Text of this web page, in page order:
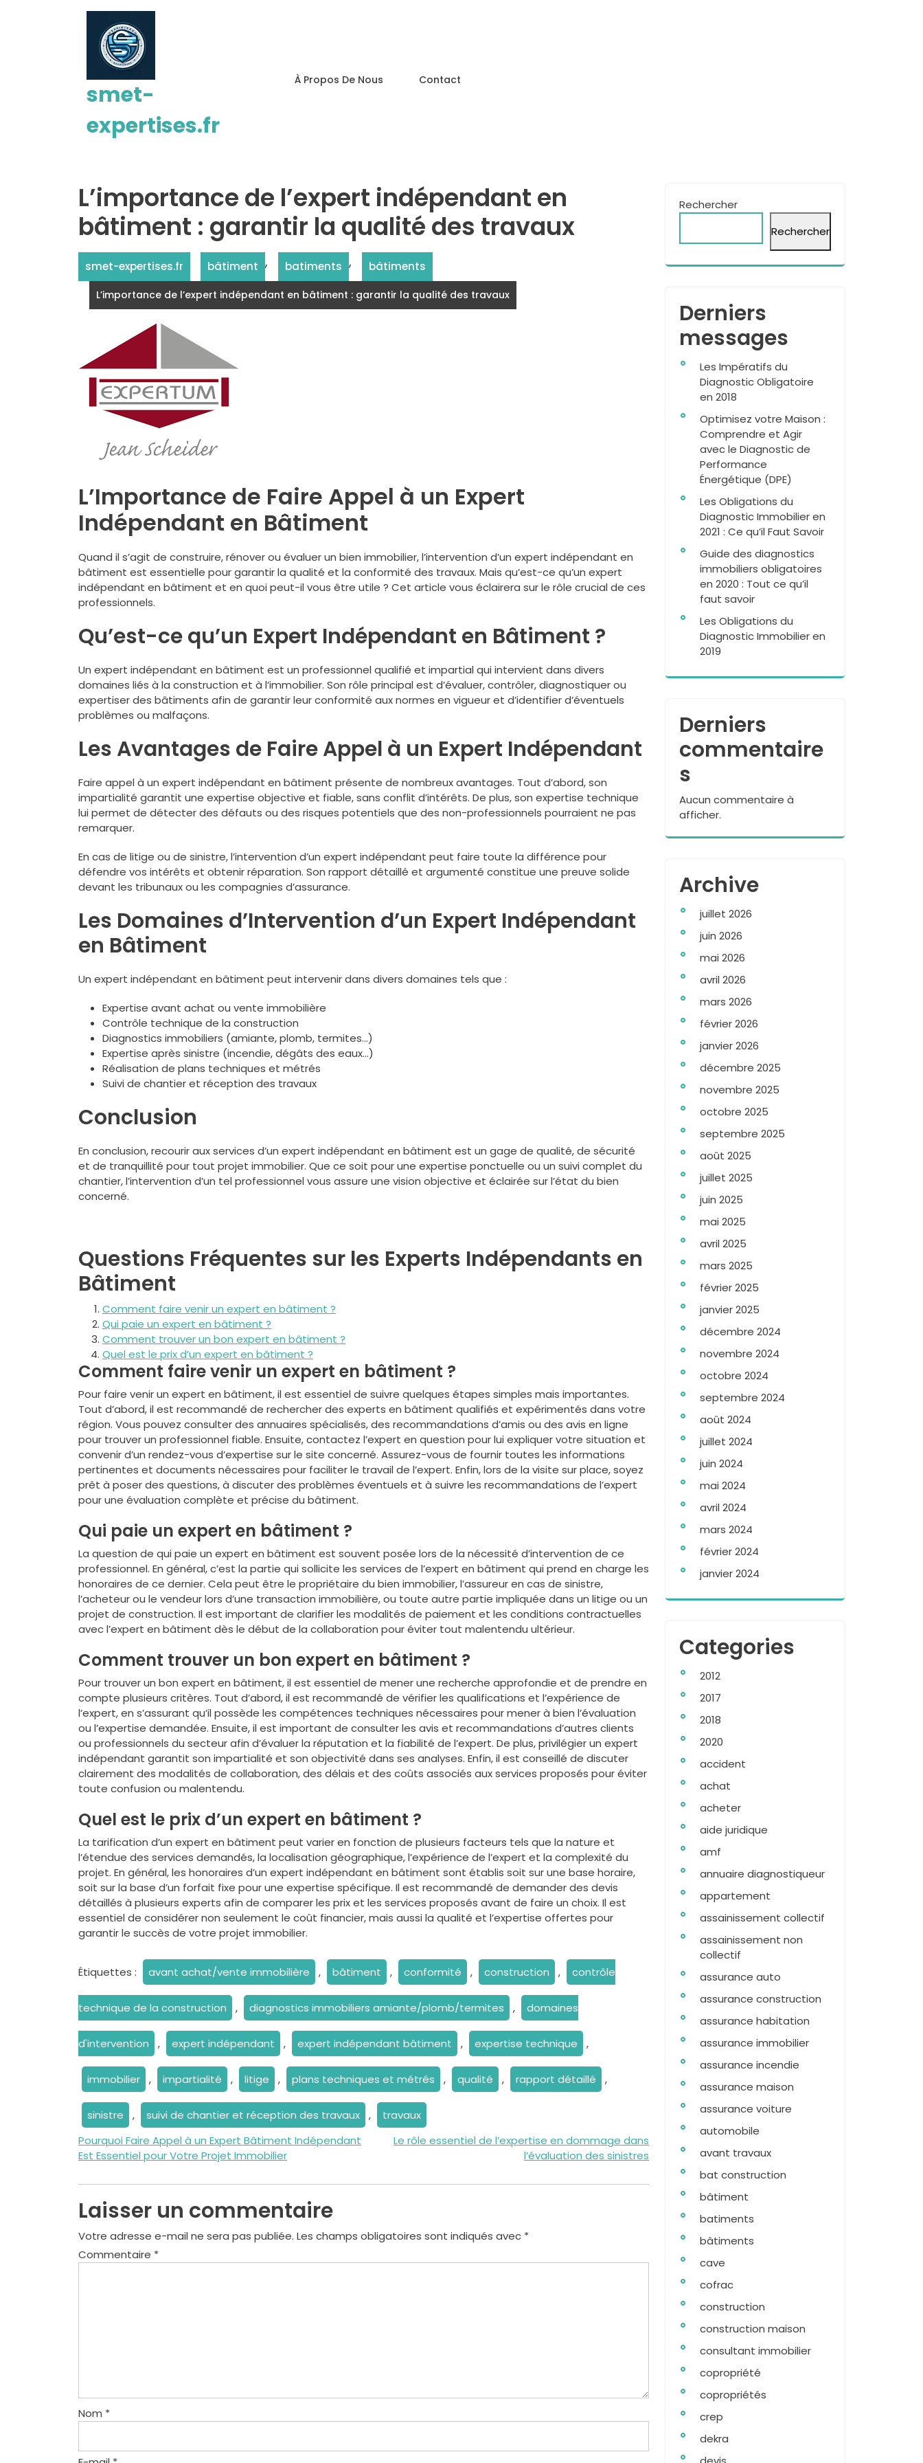
smet-
expertises.fr
À Propos De Nous Contact
L’importance de l’expert indépendant en
bâtiment : garantir la qualité des travaux
smet-expertises.fr bâtiment , batiments , bâtiments
L’importance de l’expert indépendant en bâtiment : garantir la qualité des travaux
L’Importance de Faire Appel à un Expert
Indépendant en Bâtiment
Quand il s’agit de construire, rénover ou évaluer un bien immobilier, l’intervention d’un expert indépendant en
bâtiment est essentielle pour garantir la qualité et la conformité des travaux. Mais qu’est-ce qu’un expert
indépendant en bâtiment et en quoi peut-il vous être utile ? Cet article vous éclairera sur le rôle crucial de ces
professionnels.
Qu’est-ce qu’un Expert Indépendant en Bâtiment ?
Un expert indépendant en bâtiment est un professionnel qualifié et impartial qui intervient dans divers
domaines liés à la construction et à l’immobilier. Son rôle principal est d’évaluer, contrôler, diagnostiquer ou
expertiser des bâtiments afin de garantir leur conformité aux normes en vigueur et d’identifier d’éventuels
problèmes ou malfaçons.
Les Avantages de Faire Appel à un Expert Indépendant
Faire appel à un expert indépendant en bâtiment présente de nombreux avantages. Tout d’abord, son
impartialité garantit une expertise objective et fiable, sans conflit d’intérêts. De plus, son expertise technique
lui permet de détecter des défauts ou des risques potentiels que des non-professionnels pourraient ne pas
remarquer.
En cas de litige ou de sinistre, l’intervention d’un expert indépendant peut faire toute la différence pour
défendre vos intérêts et obtenir réparation. Son rapport détaillé et argumenté constitue une preuve solide
devant les tribunaux ou les compagnies d’assurance.
Les Domaines d’Intervention d’un Expert Indépendant
en Bâtiment
Un expert indépendant en bâtiment peut intervenir dans divers domaines tels que :
Expertise avant achat ou vente immobilière
Contrôle technique de la construction
Diagnostics immobiliers (amiante, plomb, termites…)
Expertise après sinistre (incendie, dégâts des eaux…)
Réalisation de plans techniques et métrés
Suivi de chantier et réception des travaux
Conclusion
En conclusion, recourir aux services d’un expert indépendant en bâtiment est un gage de qualité, de sécurité
et de tranquillité pour tout projet immobilier. Que ce soit pour une expertise ponctuelle ou un suivi complet du
chantier, l’intervention d’un tel professionnel vous assure une vision objective et éclairée sur l’état du bien
concerné.
Questions Fréquentes sur les Experts Indépendants en
Bâtiment
Comment faire venir un expert en bâtiment ?
Qui paie un expert en bâtiment ?
Comment trouver un bon expert en bâtiment ?
Quel est le prix d’un expert en bâtiment ?
Comment faire venir un expert en bâtiment ?
Pour faire venir un expert en bâtiment, il est essentiel de suivre quelques étapes simples mais importantes.
Tout d’abord, il est recommandé de rechercher des experts en bâtiment qualifiés et expérimentés dans votre
région. Vous pouvez consulter des annuaires spécialisés, des recommandations d’amis ou des avis en ligne
pour trouver un professionnel fiable. Ensuite, contactez l’expert en question pour lui expliquer votre situation et
convenir d’un rendez-vous d’expertise sur le site concerné. Assurez-vous de fournir toutes les informations
pertinentes et documents nécessaires pour faciliter le travail de l’expert. Enfin, lors de la visite sur place, soyez
prêt à poser des questions, à discuter des problèmes éventuels et à suivre les recommandations de l’expert
pour une évaluation complète et précise du bâtiment.
Qui paie un expert en bâtiment ?
La question de qui paie un expert en bâtiment est souvent posée lors de la nécessité d’intervention de ce
professionnel. En général, c’est la partie qui sollicite les services de l’expert en bâtiment qui prend en charge les
honoraires de ce dernier. Cela peut être le propriétaire du bien immobilier, l’assureur en cas de sinistre,
l’acheteur ou le vendeur lors d’une transaction immobilière, ou toute autre partie impliquée dans un litige ou un
projet de construction. Il est important de clarifier les modalités de paiement et les conditions contractuelles
avec l’expert en bâtiment dès le début de la collaboration pour éviter tout malentendu ultérieur.
Comment trouver un bon expert en bâtiment ?
Pour trouver un bon expert en bâtiment, il est essentiel de mener une recherche approfondie et de prendre en
compte plusieurs critères. Tout d’abord, il est recommandé de vérifier les qualifications et l’expérience de
l’expert, en s’assurant qu’il possède les compétences techniques nécessaires pour mener à bien l’évaluation
ou l’expertise demandée. Ensuite, il est important de consulter les avis et recommandations d’autres clients
ou professionnels du secteur afin d’évaluer la réputation et la fiabilité de l’expert. De plus, privilégier un expert
indépendant garantit son impartialité et son objectivité dans ses analyses. Enfin, il est conseillé de discuter
clairement des modalités de collaboration, des délais et des coûts associés aux services proposés pour éviter
toute confusion ou malentendu.
Quel est le prix d’un expert en bâtiment ?
La tarification d’un expert en bâtiment peut varier en fonction de plusieurs facteurs tels que la nature et
l’étendue des services demandés, la localisation géographique, l’expérience de l’expert et la complexité du
projet. En général, les honoraires d’un expert indépendant en bâtiment sont établis soit sur une base horaire,
soit sur la base d’un forfait fixe pour une expertise spécifique. Il est recommandé de demander des devis
détaillés à plusieurs experts afin de comparer les prix et les services proposés avant de faire un choix. Il est
essentiel de considérer non seulement le coût financier, mais aussi la qualité et l’expertise offertes pour
garantir le succès de votre projet immobilier.
Étiquettes : avant achat/vente immobilière , bâtiment , conformité , construction , contrôle
technique de la construction , diagnostics immobiliers amiante/plomb/termites , domaines
d'intervention , expert indépendant , expert indépendant bâtiment , expertise technique ,
immobilier , impartialité , litige , plans techniques et métrés , qualité , rapport détaillé ,
sinistre , suivi de chantier et réception des travaux , travaux
Navigation
de
l’article
Pourquoi Faire Appel à un Expert Bâtiment Indépendant
Est Essentiel pour Votre Projet Immobilier
Le rôle essentiel de l’expertise en dommage dans
l’évaluation des sinistres
Laisser un commentaire
Votre adresse e-mail ne sera pas publiée. Les champs obligatoires sont indiqués avec *
Commentaire *
Nom *
Rechercher
Rechercher
Derniers
messages
Les Impératifs du
Diagnostic Obligatoire
en 2018
Optimisez votre Maison :
Comprendre et Agir
avec le Diagnostic de
Performance
Énergétique (DPE)
Les Obligations du
Diagnostic Immobilier en
2021 : Ce qu’il Faut Savoir
Guide des diagnostics
immobiliers obligatoires
en 2020 : Tout ce qu’il
faut savoir
Les Obligations du
Diagnostic Immobilier en
2019
Derniers
commentaire
s
Aucun commentaire à
afficher.
Archive
juillet 2026
juin 2026
mai 2026
avril 2026
mars 2026
février 2026
janvier 2026
décembre 2025
novembre 2025
octobre 2025
septembre 2025
août 2025
juillet 2025
juin 2025
mai 2025
avril 2025
mars 2025
février 2025
janvier 2025
décembre 2024
novembre 2024
octobre 2024
septembre 2024
août 2024
juillet 2024
juin 2024
mai 2024
avril 2024
mars 2024
février 2024
janvier 2024
Categories
2012
2017
2018
2020
accident
achat
acheter
aide juridique
amf
annuaire diagnostiqueur
appartement
assainissement collectif
assainissement non
collectif
assurance auto
assurance construction
assurance habitation
assurance immobilier
assurance incendie
assurance maison
assurance voiture
automobile
avant travaux
bat construction
bâtiment
batiments
bâtiments
cave
cofrac
construction
construction maison
consultant immobilier
copropriété
copropriétés
crep
dekra